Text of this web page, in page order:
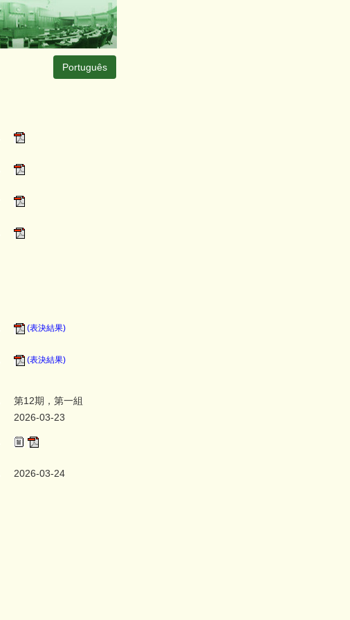
Português
(表決結果)
(表決結果)
第12期，第一組
2026-03-23
2026-03-24